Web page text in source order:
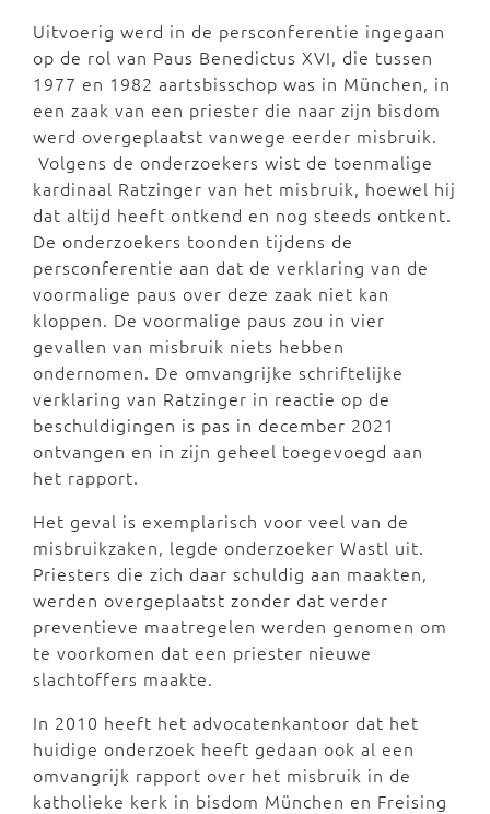
Uitvoerig werd in de persconferentie ingegaan
op de rol van Paus Benedictus XVI, die tussen
1977 en 1982 aartsbisschop was in München, in
een zaak van een priester die naar zijn bisdom
werd overgeplaatst vanwege eerder misbruik.
Volgens de onderzoekers wist de toenmalige
kardinaal Ratzinger van het misbruik, hoewel hij
dat altijd heeft ontkend en nog steeds ontkent.
De onderzoekers toonden tijdens de
persconferentie aan dat de verklaring van de
voormalige paus over deze zaak niet kan
kloppen. De voormalige paus zou in vier
gevallen van misbruik niets hebben
ondernomen. De omvangrijke schriftelijke
verklaring van Ratzinger in reactie op de
beschuldigingen is pas in december 2021
ontvangen en in zijn geheel toegevoegd aan
het rapport.
Het geval is exemplarisch voor veel van de
misbruikzaken, legde onderzoeker Wastl uit.
Priesters die zich daar schuldig aan maakten,
werden overgeplaatst zonder dat verder
preventieve maatregelen werden genomen om
te voorkomen dat een priester nieuwe
slachtoffers maakte.
In 2010 heeft het advocatenkantoor dat het
huidige onderzoek heeft gedaan ook al een
omvangrijk rapport over het misbruik in de
katholieke kerk in bisdom München en Freising